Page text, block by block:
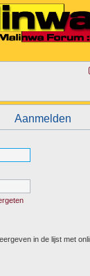
Aanmelden
in de lijst met